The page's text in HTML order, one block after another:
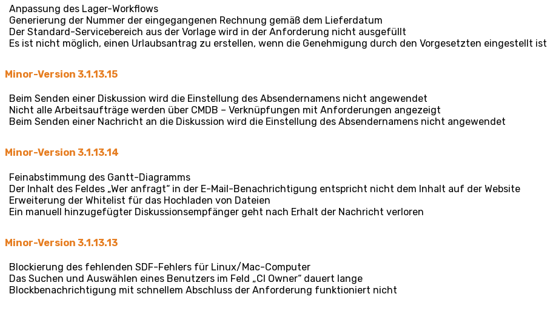
Anpassung des Lager-Workflows
Generierung der Nummer der eingegangenen Rechnung gemäß dem Lieferdatum
Der Standard-Servicebereich aus der Vorlage wird in der Anforderung nicht ausgefüllt
Es ist nicht möglich, einen Urlaubsantrag zu erstellen, wenn die Genehmigung durch den Vorgesetzten eingestellt ist
Minor-Version 3.1.13.15
Beim Senden einer Diskussion wird die Einstellung des Absendernamens nicht angewendet
Nicht alle Arbeitsaufträge werden über CMDB – Verknüpfungen mit Anforderungen angezeigt
Beim Senden einer Nachricht an die Diskussion wird die Einstellung des Absendernamens nicht angewendet
Minor-Version 3.1.13.14
Feinabstimmung des Gantt-Diagramms
Der Inhalt des Feldes „Wer anfragt“ in der E-Mail-Benachrichtigung entspricht nicht dem Inhalt auf der Website
Erweiterung der Whitelist für das Hochladen von Dateien
Ein manuell hinzugefügter Diskussionsempfänger geht nach Erhalt der Nachricht verloren
Minor-Version 3.1.13.13
Blockierung des fehlenden SDF-Fehlers für Linux/Mac-Computer
Das Suchen und Auswählen eines Benutzers im Feld „CI Owner“ dauert lange
Blockbenachrichtigung mit schnellem Abschluss der Anforderung funktioniert nicht